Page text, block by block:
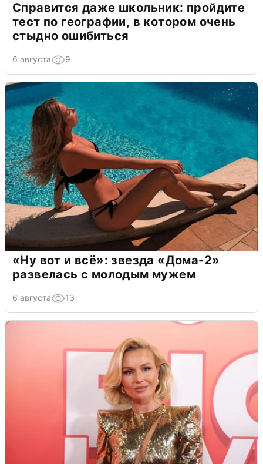
Справится даже школьник: пройдите
тест по географии, в котором очень
стыдно ошибиться
6 августа 9
«Ну вот и всё»: звезда «Дома-2»
развелась с молодым мужем
6 августа 13